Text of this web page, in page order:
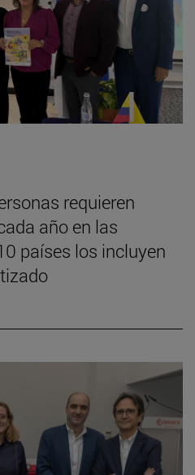
requieren
año en las
países los incluyen